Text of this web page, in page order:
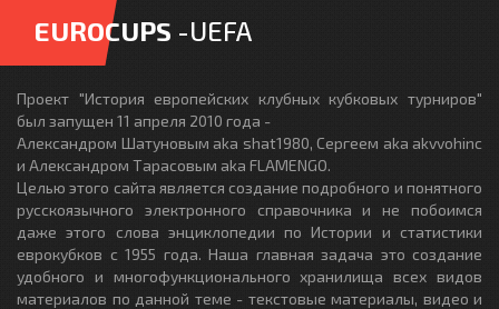
EUROCUPS -UEFA
Проект "История европейских клубных кубковых турниров"
был запущен 11 апреля 2010 года -
Александром Шатуновым aka shat1980, Сергеем aka akvvohinc
и Александром Тарасовым aka FLAMENGO.
Целью этого сайта является создание подробного и понятного
русскоязычного электронного справочника и не побоимся
даже этого слова энциклопедии по Истории и статистики
еврокубков с 1955 года. Наша главная задача это создание
удобного и многофункционального хранилища всех видов
материалов по данной теме - текстовые материалы, видео и